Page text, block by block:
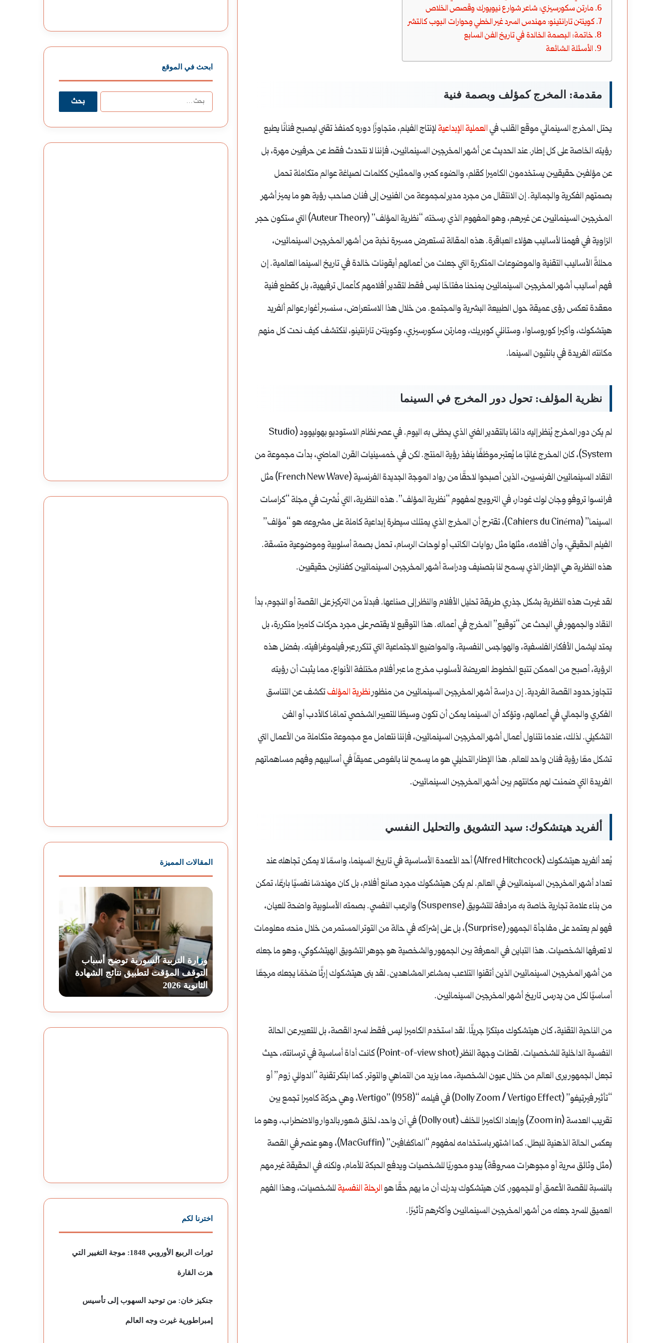
مارتن سكورسيزي: شاعر شوارع نيويورك وقصص الخلاص
كوينتن تارانتينو: مهندس السرد غير الخطي وحوارات البوب كالتشر
خاتمة: البصمة الخالدة في تاريخ الفن السابع
الأسئلة الشائعة
مقدمة: المخرج كمؤلف وبصمة فنية
يحتل المخرج السينمائي موقع القلب في العملية الإبداعية لإنتاج الفيلم، متجاوزًا دوره كمنفذ تقني ليصبح فنانًا يطبع
رؤيته الخاصة على كل إطار. عند الحديث عن أشهر المخرجين السينمائيين، فإننا لا نتحدث فقط عن حرفيين مهرة، بل
عن مؤلفين حقيقيين يستخدمون الكاميرا كقلم، والضوء كحبر، والممثلين ككلمات لصياغة عوالم متكاملة تحمل
بصمتهم الفكرية والجمالية. إن الانتقال من مجرد مدير لمجموعة من الفنيين إلى فنان صاحب رؤية هو ما يميز أشهر
المخرجين السينمائيين عن غيرهم، وهو المفهوم الذي رسخته “نظرية المؤلف” (Auteur Theory) التي ستكون حجر
الزاوية في فهمنا لأساليب هؤلاء العباقرة. هذه المقالة تستعرض مسيرة نخبة من أشهر المخرجين السينمائيين،
محللةً الأساليب التقنية والموضوعات المتكررة التي جعلت من أعمالهم أيقونات خالدة في تاريخ السينما العالمية. إن
فهم أساليب أشهر المخرجين السينمائيين يمنحنا مفتاحًا ليس فقط لتقدير أفلامهم كأعمال ترفيهية، بل كقطع فنية
معقدة تعكس رؤى عميقة حول الطبيعة البشرية والمجتمع. من خلال هذا الاستعراض، سنسبر أغوار عوالم ألفريد
هيتشكوك، وأكيرا كوروساوا، وستانلي كوبريك، ومارتن سكورسيزي، وكوينتن تارانتينو، لنكتشف كيف نحت كل منهم
مكانته الفريدة في بانثيون السينما.
نظرية المؤلف: تحول دور المخرج في السينما
لم يكن دور المخرج يُنظر إليه دائمًا بالتقدير الفني الذي يحظى به اليوم. في عصر نظام الاستوديو بهوليوود (Studio
System)، كان المخرج غالبًا ما يُعتبر موظفًا ينفذ رؤية المنتج. لكن في خمسينيات القرن الماضي، بدأت مجموعة من
النقاد السينمائيين الفرنسيين، الذين أصبحوا لاحقًا من رواد الموجة الجديدة الفرنسية (French New Wave) مثل
فرانسوا تروفو وجان لوك غودار، في الترويج لمفهوم “نظرية المؤلف”. هذه النظرية، التي نُشرت في مجلة “كراسات
السينما” (Cahiers du Cinéma)، تقترح أن المخرج الذي يمتلك سيطرة إبداعية كاملة على مشروعه هو “مؤلف”
الفيلم الحقيقي، وأن أفلامه، مثلها مثل روايات الكاتب أو لوحات الرسام، تحمل بصمة أسلوبية وموضوعية متسقة.
هذه النظرية هي الإطار الذي يسمح لنا بتصنيف ودراسة أشهر المخرجين السينمائيين كفنانين حقيقيين.
لقد غيرت هذه النظرية بشكل جذري طريقة تحليل الأفلام والنظر إلى صناعها. فبدلاً من التركيز على القصة أو النجوم، بدأ
النقاد والجمهور في البحث عن “توقيع” المخرج في أعماله. هذا التوقيع لا يقتصر على مجرد حركات كاميرا متكررة، بل
يمتد ليشمل الأفكار الفلسفية، والهواجس النفسية، والمواضيع الاجتماعية التي تتكرر عبر فيلموغرافيته. بفضل هذه
الرؤية، أصبح من الممكن تتبع الخطوط العريضة لأسلوب مخرج ما عبر أفلام مختلفة الأنواع، مما يثبت أن رؤيته
تتجاوز حدود القصة الفردية. إن دراسة أشهر المخرجين السينمائيين من منظورنظرية المؤلفتكشف عن التناسق
الفكري والجمالي في أعمالهم، وتؤكد أن السينما يمكن أن تكون وسيطًا للتعبير الشخصي تمامًا كالأدب أو الفن
التشكيلي. لذلك، عندما نتناول أعمال أشهر المخرجين السينمائيين، فإننا نتعامل مع مجموعة متكاملة من الأعمال التي
تشكل معًا رؤية فنان واحد للعالم. هذا الإطار التحليلي هو ما يسمح لنا بالغوص عميقاً في أساليبهم وفهم مساهماتهم
الفريدة التي ضمنت لهم مكانتهم بين أشهر المخرجين السينمائيين.
ألفريد هيتشكوك: سيد التشويق والتحليل النفسي
يُعد ألفريد هيتشكوك (Alfred Hitchcock) أحد الأعمدة الأساسية في تاريخ السينما، واسمًا لا يمكن تجاهله عند
تعداد أشهر المخرجين السينمائيين في العالم. لم يكن هيتشكوك مجرد صانع أفلام، بل كان مهندسًا نفسيًا بارعًا، تمكن
من بناء علامة تجارية خاصة به مرادفة للتشويق (Suspense) والرعب النفسي. بصمته الأسلوبية واضحة للعيان،
فهو لم يعتمد على مفاجأة الجمهور (Surprise)، بل على إشراكه في حالة من التوتر المستمر من خلال منحه معلومات
لا تعرفها الشخصيات. هذا التباين في المعرفة بين الجمهور والشخصية هو جوهر التشويق الهيتشكوكي، وهو ما جعله
من أشهر المخرجين السينمائيين الذين أتقنوا التلاعب بمشاعر المشاهدين. لقد بنى هيتشكوك إرثًا ضخمًا يجعله مرجعًا
أساسيًا لكل من يدرس تاريخ أشهر المخرجين السينمائيين.
من الناحية التقنية، كان هيتشكوك مبتكرًا جريئًا. لقد استخدم الكاميرا ليس فقط لسرد القصة، بل للتعبير عن الحالة
النفسية الداخلية للشخصيات. لقطات وجهة النظر (Point-of-view shot) كانت أداة أساسية في ترسانته، حيث
تجعل الجمهور يرى العالم من خلال عيون الشخصية، مما يزيد من التماهي والتوتر. كما ابتكر تقنية “الدوللي زوم” أو
“تأثير فيرتيغو” (Dolly Zoom / Vertigo Effect) في فيلمه “Vertigo” (1958)، وهي حركة كاميرا تجمع بين
تقريب العدسة (Zoom in) وإبعاد الكاميرا للخلف (Dolly out) في آن واحد، لخلق شعور بالدوار والاضطراب، وهو ما
يعكس الحالة الذهنية للبطل. كما اشتهر باستخدامه لمفهوم “الماكغافين” (MacGuffin)، وهو عنصر في القصة
(مثل وثائق سرية أو مجوهرات مسروقة) يبدو محوريًا للشخصيات ويدفع الحبكة للأمام، ولكنه في الحقيقة غير مهم
بالنسبة للقصة الأعمق أو للجمهور. كان هيتشكوك يدرك أن ما يهم حقًا هوالرحلة النفسية للشخصيات، وهذا الفهم
العميق للسرد جعله من أشهر المخرجين السينمائيين وأكثرهم تأثيرًا.
ابحث في الموقع
البحث
المقالات المميزة
روعة
الهندسة
المائية
عبر
في
سوريا
نواعير حماة: روعة الهندسة المائية عبر
السوري
الألماني:
مسار
خطة
العمل
المشتركة
ويعزز
الاستقرار
الاتفاق الجوي السوري الألماني: مسار
إستراتيجي يطلق خطة العمل المشتركة
وزارة
السورية
توضح
أسباب
التوقف
المؤقت
وزارة التربية السورية توضح أسباب
التوقف المؤقت لتطبيق نتائج الشهادة
الثانوية 2026
بين
الزوجين:
كيف
تتجاوزانها
وتبنيان
علاقة
اخترنا لكم
ثورات الربيع الأوروبي 1848: موجة التغيير التي
هزت القارة
جنكيز خان: من توحيد السهوب إلى تأسيس
إمبراطورية غيرت وجه العالم